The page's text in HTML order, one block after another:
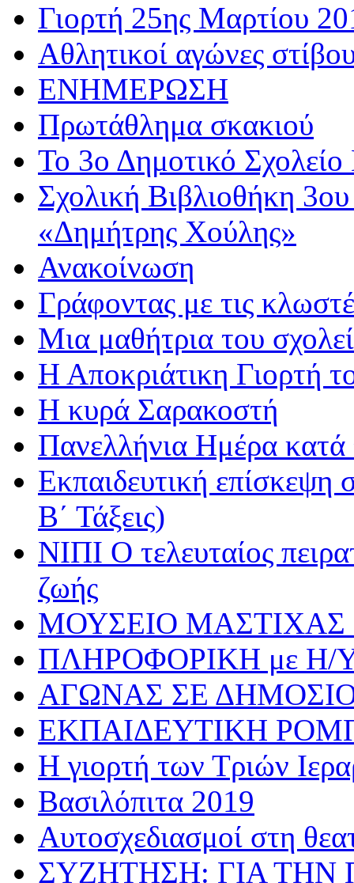
Γιορτή 25ης Μαρτίου
Αθλητικoί αγώνες
ΕΝΗΜΕΡΩΣΗ
Πρωτάθλημα σκακιού
Το 3ο Δημοτικό Σχολείο
Σχολική Βιβλιοθήκη
«Δημήτρης Χούλης»
Ανακοίνωση
Γράφοντας με τις
Μια μαθήτρια του
Η Αποκριάτικη Γιορτή
Η κυρά Σαρακοστή
Πανελλήνια Ημέρα κατά
Εκπαιδευτική επίσκεψη
Β΄ Τάξεις)
ΝΙΠΙ Ο τελευταίος
ζωής
ΜΟΥΣΕΙΟ ΜΑΣΤΙΧΑΣ
ΠΛΗΡΟΦΟΡΙΚΗ με Η/
ΑΓΩΝΑΣ ΣΕ
ΕΚΠΑΙΔΕΥΤΙΚΗ
Η γιορτή των Τριών
Βασιλόπιτα 2019
Αυτοσχεδιασμοί στη
ΣΥΖΗΤΗΣΗ: ΓΙΑ ΤΗΝ